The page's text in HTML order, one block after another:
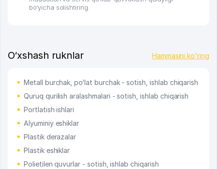
bo‘yicha solishtiring.
O‘xshash ruknlar Hammasini ko'ring
Metall burchak, po‘lat burchak - sotish, ishlab chiqarish
Quruq qurilish aralashmalari - sotish, ishlab chiqarish
Portlatish ishlari
Alyuminiy eshiklar
Plastik derazalar
Plastik eshiklar
Polietilen quvurlar - sotish, ishlab chiqarish